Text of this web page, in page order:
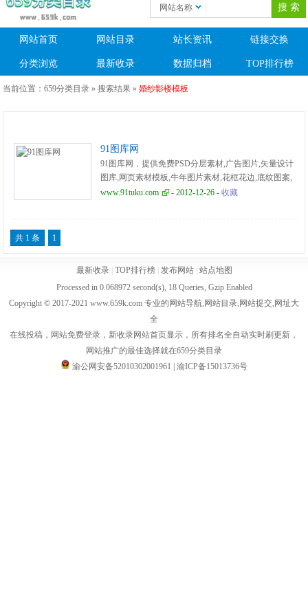
网站名称
网站首页 网站目录 站长资讯 链接交换
分类浏览 最新收录 数据归档 TOP排行榜
当前位置：659分类目录 » 搜索结果 »婚纱影楼模板
91图库网
91图库网，提供免费PSD分层素材,广告图片,矢量设计
图库,网页素材模板,牛年图片素材,花框花边,底纹图案,
图片,婚纱影楼模板,画册设计,VI资源图库,包装设计,UI
www.91tuku.com - 2012-12-26 - 收藏
共 1 条 1
最新收录| TOP排行榜| 发布网站| 站点地图
Processed in 0.068972 second(s), 18 Queries, Gzip Enabled
Copyright © 2017-2021 www.659k.com 专业的网站导航,网站目录,网站提交,网址大
全
在线投稿，网站免费登录，新收录网站首页显示，所有排名全自动实时刷更新，
网站推广的最佳选择就在659分类目录
渝公网安备52010302001961
渝ICP备15013736号